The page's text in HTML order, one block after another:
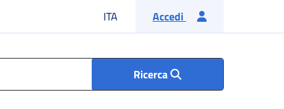
ITA Lingua italiana
Accedi
Ricerca